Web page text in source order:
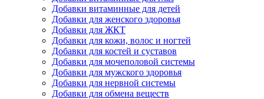
Добавки витаминные для детей
Добавки для женского здоровья
Добавки для ЖКТ
Добавки для кожи, волос и ногтей
Добавки для костей и суставов
Добавки для мочеполовой системы
Добавки для мужского здоровья
Добавки для нервной системы
Добавки для обмена веществ